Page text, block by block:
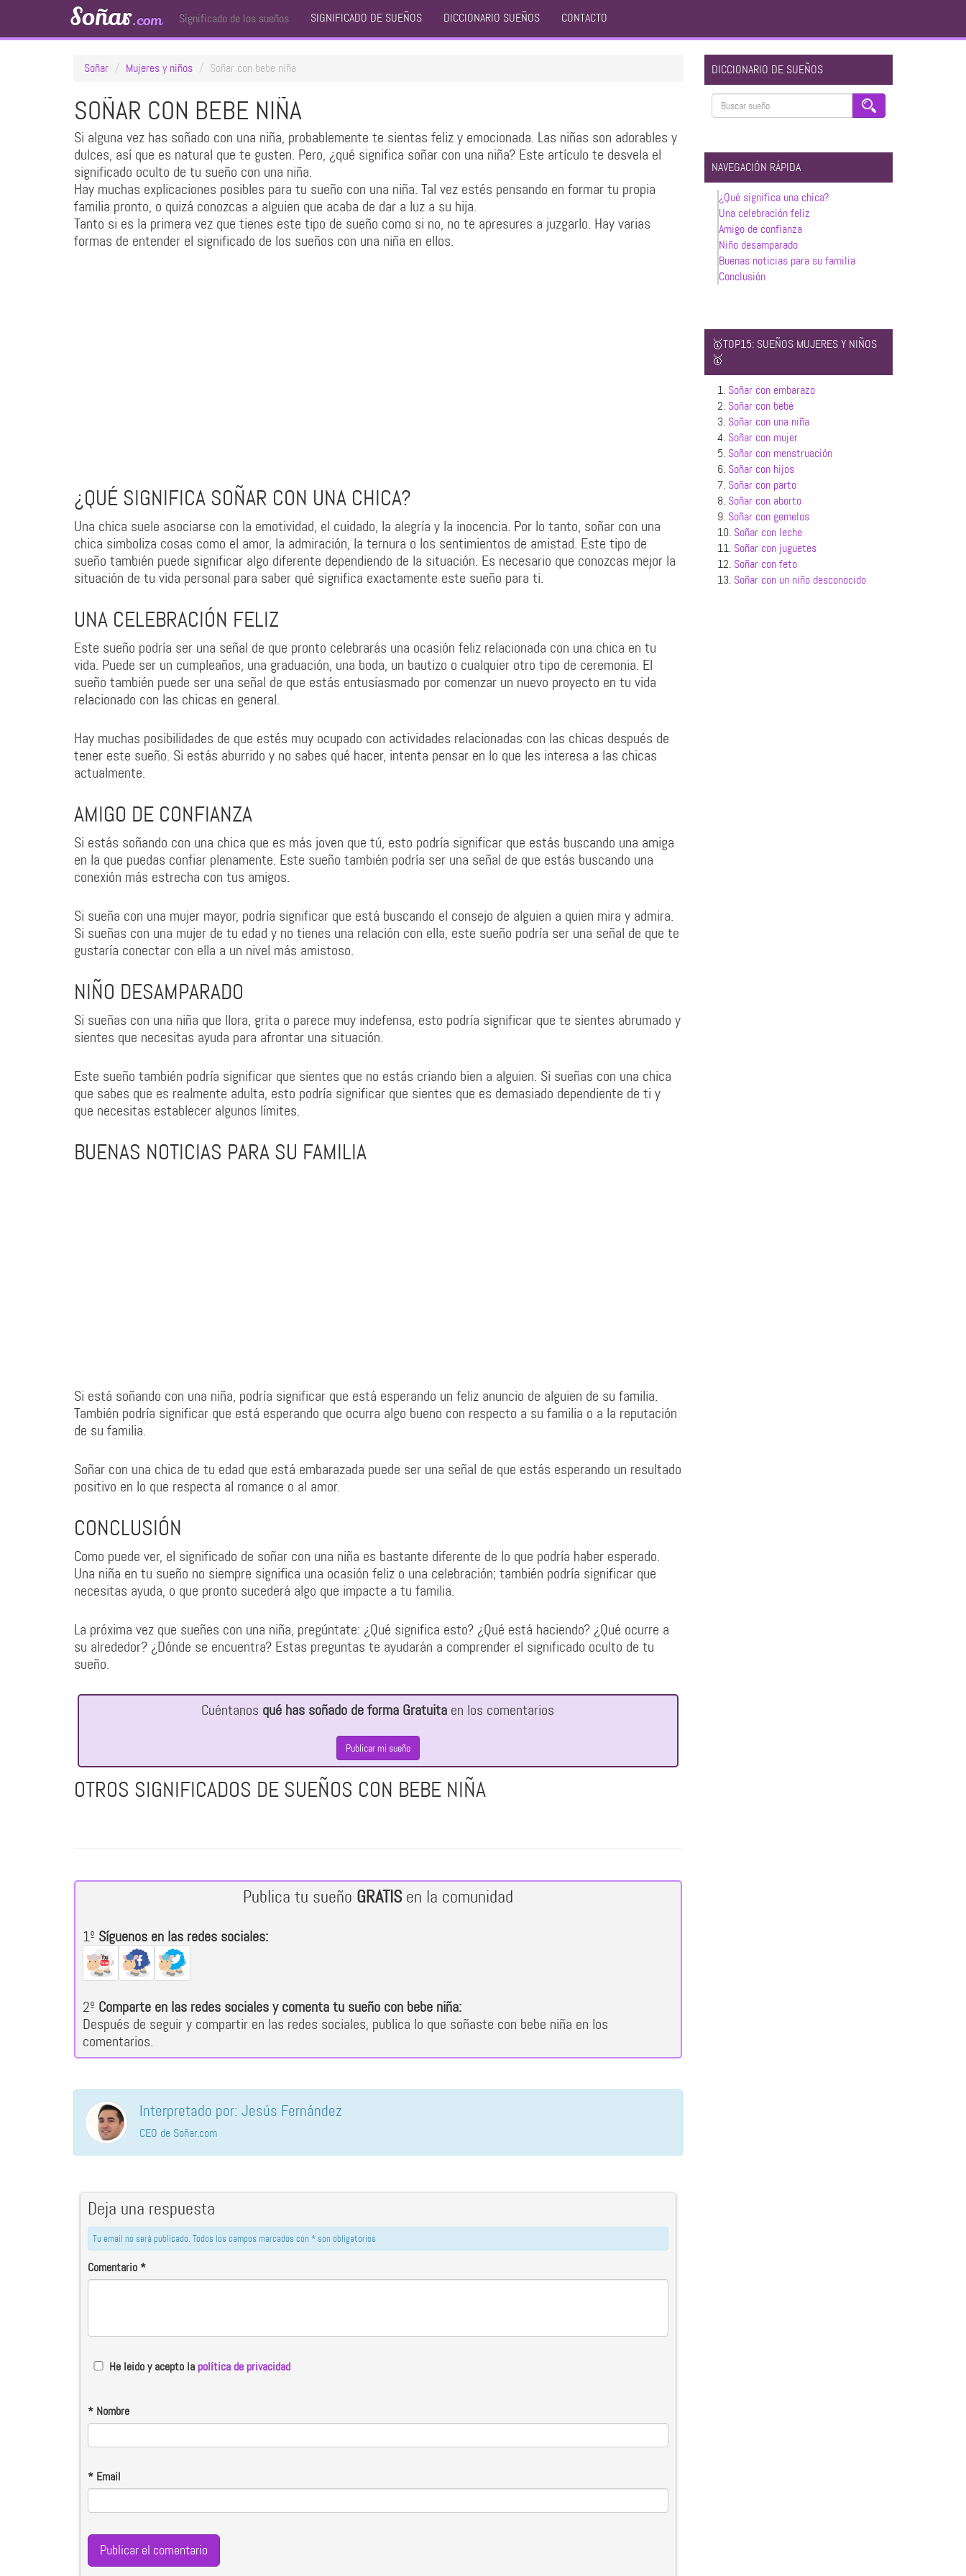
Soñar.com Significado de los sueños SIGNIFICADO DE SUEÑOS DICCIONARIO SUEÑOS CONTACTO
Soñar Mujeres y niños Soñar con bebe niña
SOÑAR CON BEBE NIÑA
Si alguna vez has soñado con una niña, probablemente te sientas feliz y emocionada. Las niñas son adorables y
dulces, así que es natural que te gusten. Pero, ¿qué significa soñar con una niña? Este artículo te desvela el
significado oculto de tu sueño con una niña.
Hay muchas explicaciones posibles para tu sueño con una niña. Tal vez estés pensando en formar tu propia
familia pronto, o quizá conozcas a alguien que acaba de dar a luz a su hija.
Tanto si es la primera vez que tienes este tipo de sueño como si no, no te apresures a juzgarlo. Hay varias
formas de entender el significado de los sueños con una niña en ellos.
¿QUÉ SIGNIFICA SOÑAR CON UNA CHICA?
Una chica suele asociarse con la emotividad, el cuidado, la alegría y la inocencia. Por lo tanto, soñar con una
chica simboliza cosas como el amor, la admiración, la ternura o los sentimientos de amistad. Este tipo de
sueño también puede significar algo diferente dependiendo de la situación. Es necesario que conozcas mejor la
situación de tu vida personal para saber qué significa exactamente este sueño para ti.
UNA CELEBRACIÓN FELIZ
Este sueño podría ser una señal de que pronto celebrarás una ocasión feliz relacionada con una chica en tu
vida. Puede ser un cumpleaños, una graduación, una boda, un bautizo o cualquier otro tipo de ceremonia. El
sueño también puede ser una señal de que estás entusiasmado por comenzar un nuevo proyecto en tu vida
relacionado con las chicas en general.
Hay muchas posibilidades de que estés muy ocupado con actividades relacionadas con las chicas después de
tener este sueño. Si estás aburrido y no sabes qué hacer, intenta pensar en lo que les interesa a las chicas
actualmente.
AMIGO DE CONFIANZA
Si estás soñando con una chica que es más joven que tú, esto podría significar que estás buscando una amiga
en la que puedas confiar plenamente. Este sueño también podría ser una señal de que estás buscando una
conexión más estrecha con tus amigos.
Si sueña con una mujer mayor, podría significar que está buscando el consejo de alguien a quien mira y admira.
Si sueñas con una mujer de tu edad y no tienes una relación con ella, este sueño podría ser una señal de que te
gustaría conectar con ella a un nivel más amistoso.
NIÑO DESAMPARADO
Si sueñas con una niña que llora, grita o parece muy indefensa, esto podría significar que te sientes abrumado y
sientes que necesitas ayuda para afrontar una situación.
Este sueño también podría significar que sientes que no estás criando bien a alguien. Si sueñas con una chica
que sabes que es realmente adulta, esto podría significar que sientes que es demasiado dependiente de ti y
que necesitas establecer algunos límites.
BUENAS NOTICIAS PARA SU FAMILIA
Si está soñando con una niña, podría significar que está esperando un feliz anuncio de alguien de su familia.
También podría significar que está esperando que ocurra algo bueno con respecto a su familia o a la reputación
de su familia.
Soñar con una chica de tu edad que está embarazada puede ser una señal de que estás esperando un resultado
positivo en lo que respecta al romance o al amor.
CONCLUSIÓN
Como puede ver, el significado de soñar con una niña es bastante diferente de lo que podría haber esperado.
Una niña en tu sueño no siempre significa una ocasión feliz o una celebración; también podría significar que
necesitas ayuda, o que pronto sucederá algo que impacte a tu familia.
La próxima vez que sueñes con una niña, pregúntate: ¿Qué significa esto? ¿Qué está haciendo? ¿Qué ocurre a
su alrededor? ¿Dónde se encuentra? Estas preguntas te ayudarán a comprender el significado oculto de tu
sueño.
Cuéntanos qué has soñado de forma Gratuita en los comentarios
Publicar mi sueño
OTROS SIGNIFICADOS DE SUEÑOS CON BEBE NIÑA
Publica tu sueño GRATISen la comunidad
1º Síguenos en las redes sociales:
2º Comparte en las redes sociales y comenta tu sueño con bebe niña:
Después de seguir y compartir en las redes sociales, publica lo que soñaste con bebe niña en los
comentarios.
Interpretado por: Jesús Fernández
CEO de Soñar.com
Deja una respuesta
Tu email no será publicado. Todos los campos marcados con * son obligatorios
Comentario*
He leido y acepto la política de privacidad
* Nombre
* Email
DICCIONARIO DE SUEÑOS
NAVEGACIÓN RÁPIDA
¿Qué significa una chica?
Una celebración feliz
Amigo de confianza
Niño desamparado
Buenas noticias para su familia
Conclusión
🥇TOP15: SUEÑOS MUJERES Y NIÑOS
🥇
1. Soñar con embarazo
2. Soñar con bebé
3. Soñar con una niña
4. Soñar con mujer
5. Soñar con menstruación
6. Soñar con hijos
7. Soñar con parto
8. Soñar con aborto
9. Soñar con gemelos
10. Soñar con leche
11. Soñar con juguetes
12. Soñar con feto
13. Soñar con un niño desconocido